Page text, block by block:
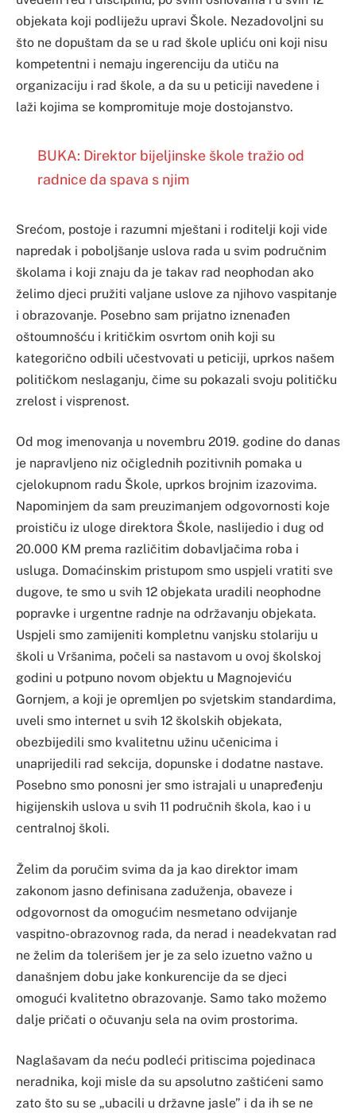
objekata koji podliježu upravi Škole. Nezadovoljni su
što ne dopuštam da se u rad škole upliću oni koji nisu
kompetentni i nemaju ingerenciju da utiču na
organizaciju i rad škole, a da su u peticiji navedene i
laži kojima se kompromituje moje dostojanstvo.
BUKA: Direktor bijeljinske škole tražio od
radnice da spava s njim
Srećom, postoje i razumni mještani i roditelji koji vide
napredak i poboljšanje uslova rada u svim područnim
školama i koji znaju da je takav rad neophodan ako
želimo djeci pružiti valjane uslove za njihovo vaspitanje
i obrazovanje. Posebno sam prijatno iznenađen
oštoumnošću i kritičkim osvrtom onih koji su
kategorično odbili učestvovati u peticiji, uprkos našem
političkom neslaganju, čime su pokazali svoju političku
zrelost i visprenost.
Od mog imenovanja u novembru 2019. godine do danas
je napravljeno niz očiglednih pozitivnih pomaka u
cjelokupnom radu Škole, uprkos brojnim izazovima.
Napominjem da sam preuzimanjem odgovornosti koje
proističu iz uloge direktora Škole, naslijedio i dug od
20.000 KM prema različitim dobavljačima roba i
usluga. Domaćinskim pristupom smo uspjeli vratiti sve
dugove, te smo u svih 12 objekata uradili neophodne
popravke i urgentne radnje na održavanju objekata.
Uspjeli smo zamijeniti kompletnu vanjsku stolariju u
školi u Vršanima, počeli sa nastavom u ovoj školskoj
godini u potpuno novom objektu u Magnojeviću
Gornjem, a koji je opremljen po svjetskim standardima,
uveli smo internet u svih 12 školskih objekata,
obezbijedili smo kvalitetnu užinu učenicima i
unaprijedili rad sekcija, dopunske i dodatne nastave.
Posebno smo ponosni jer smo istrajali u unapređenju
higijenskih uslova u svih 11 područnih škola, kao i u
centralnoj školi.
Želim da poručim svima da ja kao direktor imam
zakonom jasno definisana zaduženja, obaveze i
odgovornost da omogućim nesmetano odvijanje
vaspitno-obrazovnog rada, da nerad i neadekvatan rad
ne želim da tolerišem jer je za selo izuetno važno u
današnjem dobu jake konkurencije da se djeci
omogući kvalitetno obrazovanje. Samo tako možemo
dalje pričati o očuvanju sela na ovim prostorima.
Naglašavam da neću podleći pritiscima pojedinaca
neradnika, koji misle da su apsolutno zaštićeni samo
zato što su se „ubacili u državne jasle” i da ih se ne